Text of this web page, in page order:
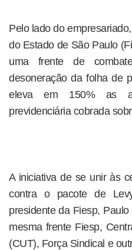
Pelo lado do
do Estado de São Paulo
uma frente de
desoneração da folha de
eleva em 150% as
previdenciária cobrada
A iniciativa de se unir às
contra o pacote de
presidente da Fiesp,
mesma frente Fiesp,
(CUT), Força Sindical e